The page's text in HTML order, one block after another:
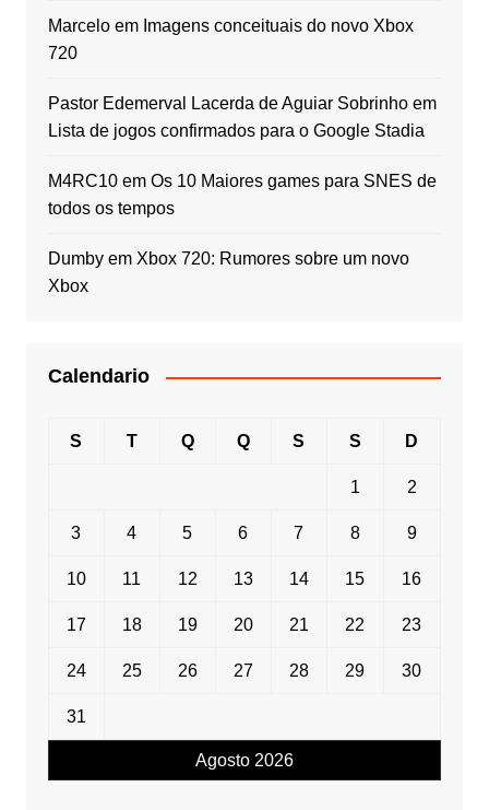
Marceloem Imagens conceituais do novo Xbox
720
Pastor Edemerval Lacerda de Aguiar Sobrinhoem
Lista de jogos confirmados para o Google Stadia
M4RC10em Os 10 Maiores games para SNES de
todos os tempos
Dumbyem Xbox 720: Rumores sobre um novo
Xbox
Calendario
Agosto 2026
S T Q Q S S D
1 2
3 4 5 6 7 8 9
10 11 12 13 14 15 16
17 18 19 20 21 22 23
24 25 26 27 28 29 30
31